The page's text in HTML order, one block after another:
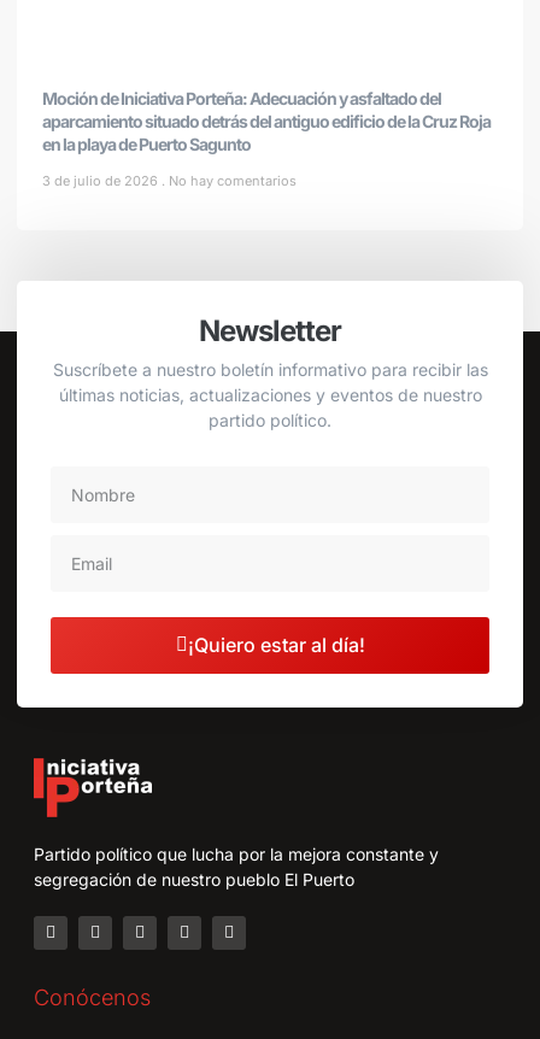
Moción de Iniciativa Porteña: Adecuación y asfaltado del
aparcamiento situado detrás del antiguo edificio de la Cruz Roja
en la playa de Puerto Sagunto
3 de julio de 2026 No hay comentarios
Newsletter
Suscríbete a nuestro boletín informativo para recibir las
últimas noticias, actualizaciones y eventos de nuestro
partido político.
¡Quiero estar al día!
Partido político que lucha por la mejora constante y
segregación de nuestro pueblo El Puerto
Conócenos